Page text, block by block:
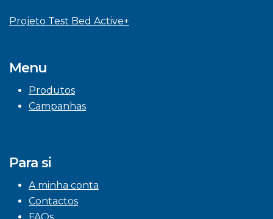
Projeto Test Bed Active+
Menu
Produtos
Campanhas
Para si
A minha conta
Contactos